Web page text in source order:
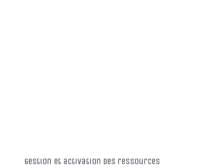
Gestion et activation des ressources